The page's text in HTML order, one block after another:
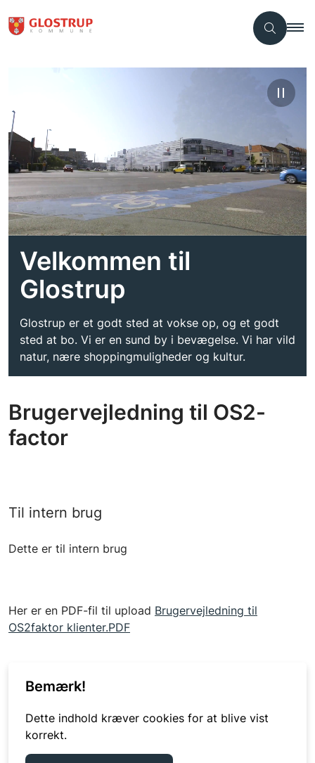
Velkommen til
Glostrup
Glostrup er et godt sted at vokse op, og et godt
sted at bo. Vi er en sund by i bevægelse. Vi har vild
natur, nære shoppingmuligheder og kultur.
Brugervejledning til OS2-
factor
Til intern brug
Dette er til intern brug
Her er en PDF-fil til upload Brugervejledning til
OS2faktor klienter.PDF
Bemærk!
Dette indhold kræver cookies for at blive vist
korrekt.